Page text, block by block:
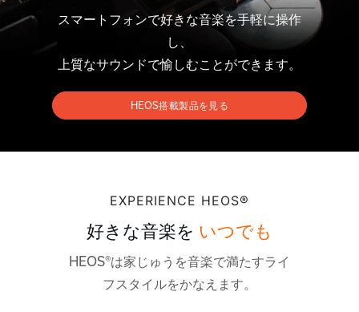
スマートフォンで好きな音楽を手軽に操作
し、
上質なサウンドで愉しむことができます。
HEOS搭載製品を見る
EXPERIENCE HEOS®
好きな音楽を いつでも
HEOS®は家じゅうを音楽で満たすライ
フスタイルをかなえます。